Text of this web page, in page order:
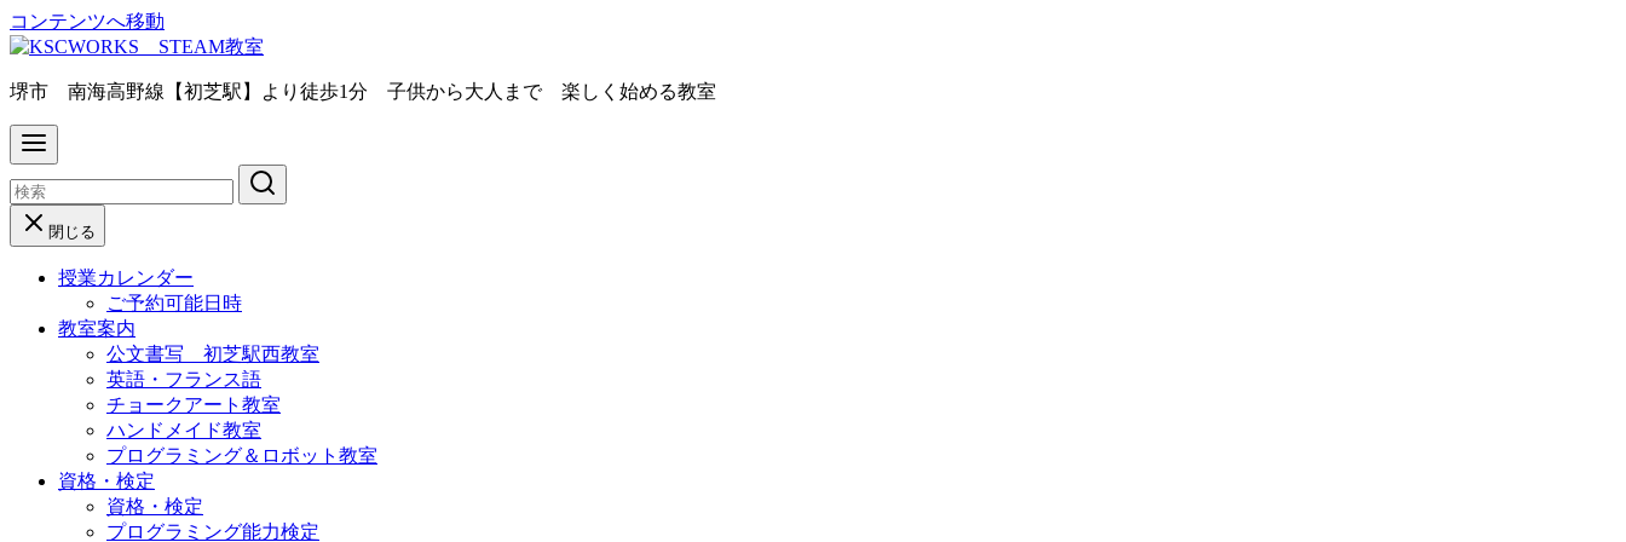
コンテンツへ移動
堺市 南海高野線【初芝駅】より徒歩1分 子供から大人まで 楽しく始める教室
閉じる
授業カレンダー
ご予約可能日時
教室案内
公文書写 初芝駅西教室
英語・フランス語
チョークアート教室
ハンドメイド教室
プログラミング＆ロボット教室
資格・検定
資格・検定
プログラミング能力検定